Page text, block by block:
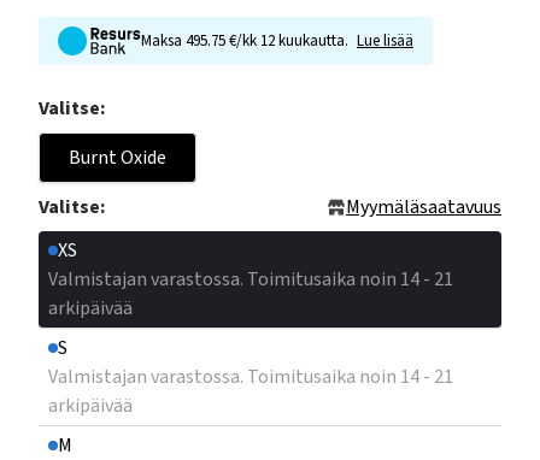
Maksa 495.75 €/kk 12 kuukautta. Lue lisää
Valitse:
Burnt Oxide
Valitse:
Myymäläsaatavuus
XS
Valmistajan varastossa. Toimitusaika noin 14 - 21
arkipäivää
S
Valmistajan varastossa. Toimitusaika noin 14 - 21
arkipäivää
M